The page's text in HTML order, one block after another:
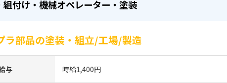
組付け・機械オペレーター・塗装
ラ部品の塗装・組立/工場/製造
与 時給1,400円